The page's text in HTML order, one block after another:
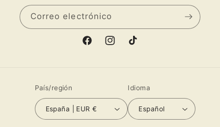
Correo electrónico
FacebookInstagramTikTok
País/región
España | EUR €
Idioma
Español